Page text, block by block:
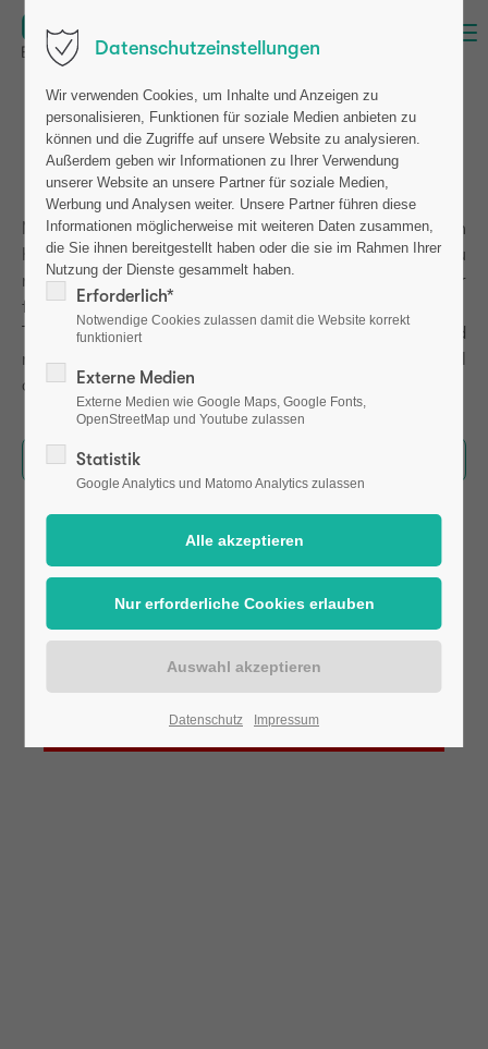
Investieren Sie in die Zukunft
der Knochendiagnostik
Mit unserer Technologie wollen wir die Diagnostik von
Knochenerkrankungen nachhaltig verändern. Dazu
nutzen wir unsere patentierte Biomarker-Technologie zur
frühzeitigen osteoporotischen Risikoabschätzung und
Therapiekontrolle - entwickelt aus Spitzenforschung und
mit internationalem Wachstumspotenzial. Werden Sie Teil
dieser Entwicklung.
Jetzt bei FunderNation investieren
Das Laden von YouTube wurde nicht erlaubt.
Bitte ändern Sie dieDatenschutz-
Einstellungen
Datenschutzeinstellungen
Wir verwenden Cookies, um Inhalte und Anzeigen zu
personalisieren, Funktionen für soziale Medien anbieten zu
können und die Zugriffe auf unsere Website zu analysieren.
Außerdem geben wir Informationen zu Ihrer Verwendung
unserer Website an unsere Partner für soziale Medien,
Werbung und Analysen weiter. Unsere Partner führen diese
Informationen möglicherweise mit weiteren Daten zusammen,
die Sie ihnen bereitgestellt haben oder die sie im Rahmen Ihrer
Nutzung der Dienste gesammelt haben.
Erforderlich*
Notwendige Cookies zulassen damit die Website korrekt
funktioniert
Externe Medien
Externe Medien wie Google Maps, Google Fonts,
OpenStreetMap und Youtube zulassen
Statistik
Google Analytics und Matomo Analytics zulassen
Datenschutz Impressum